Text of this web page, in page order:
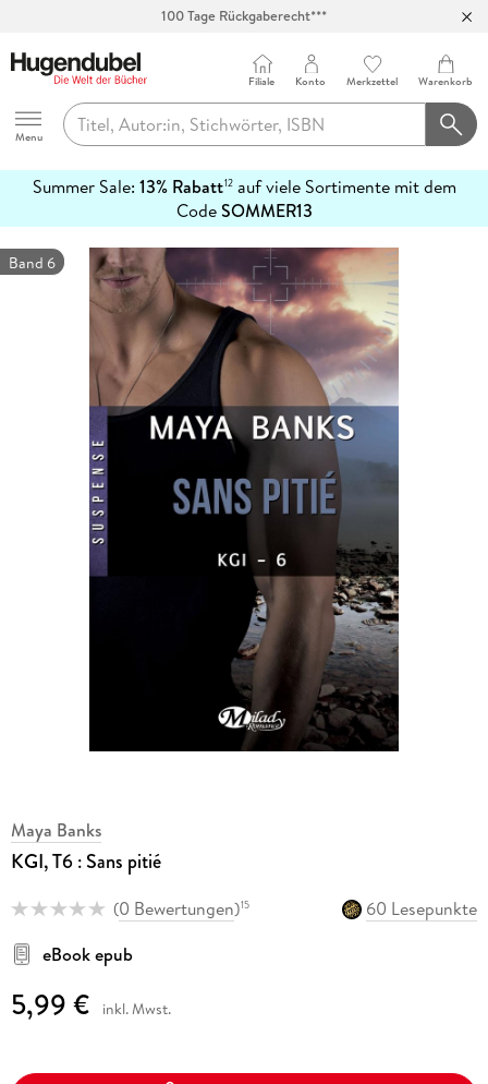
100 Tage Rückgaberecht***
Hugendubel
Menu
Filiale Konto Merkzettel Warenkorb
Summer Sale: 13% Rabatt12auf viele Sortimente mit dem
CodeSOMMER13
erfahren
Band 6
Maya Banks
KGI, T6 : Sans pitié
(0 Bewertungen)15
60 Lesepunkte
eBook epub
5,99 € inkl. Mwst.